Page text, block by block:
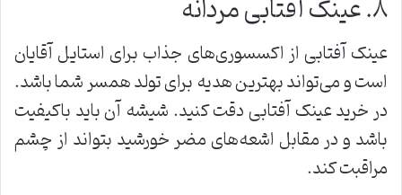
۸. عینک آفتابی مردانه
عینک آفتابی از اکسسوری‌های جذاب برای استایل آقایان
است و می‌تواند بهترین هدیه برای تولد همسر شما باشد.
در خرید عینک آفتابی دقت کنید. شیشه آن باید باکیفیت
باشد و در مقابل اشعه‌های مضر خورشید بتواند از چشم
مراقبت کند.